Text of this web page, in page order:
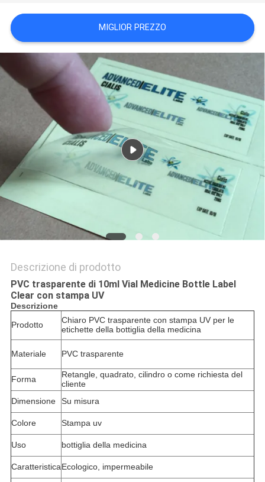
PRIVACY
POLICY
MIGLIOR PREZZO
Descrizione di prodotto
PVC trasparente di 10ml Vial Medicine Bottle Label
Clear con stampa UV
Descrizione
Prodotto
Chiaro PVC trasparente con stampa UV per le
etichette della bottiglia della medicina
Materiale PVC trasparente
Forma
Retangle, quadrato, cilindro o come richiesta del
cliente
Dimensione
Su misura
Colore Stampa uv
Uso bottiglia della medicina
CaratteristicaEcologico, impermeabile